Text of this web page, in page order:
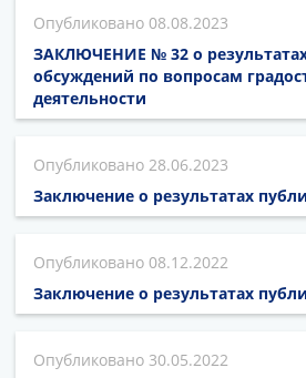
08.08.2023
ЗАКЛЮЧЕНИЕ № 32 о
обсуждений по вопросам
деятельности
28.06.2023
Заключение о результатах
08.12.2022
Заключение о результатах
30.05.2022